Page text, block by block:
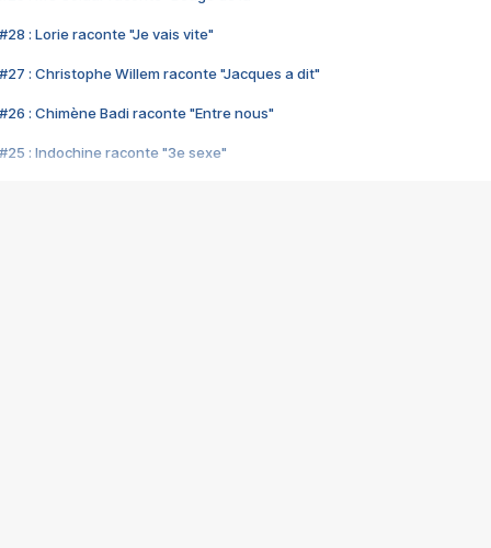
#28 : Lorie raconte "Je vais vite"
#27 : Christophe Willem raconte "Jacques a dit"
#26 : Chimène Badi raconte "Entre nous"
#25 : Indochine raconte "3e sexe"